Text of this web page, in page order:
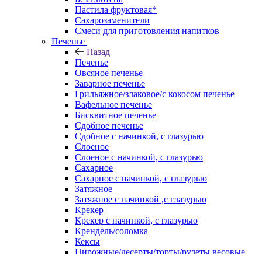
Пастила фруктовая*
Сахарозаменители
Смеси для приготовления напитков
Печенье
Назад
Печенье
Овсяное печенье
Заварное печенье
Грильяжное/злаковое/с кокосом печенье
Вафельное печенье
Бисквитное печенье
Сдобное печенье
Сдобное с начинкой, с глазурью
Слоеное
Слоеное с начинкой, с глазурью
Сахарное
Сахарное с начинкой, с глазурью
Затяжное
Затяжное с начинкой ,с глазурью
Крекер
Крекер с начинкой, с глазурью
Крендель/соломка
Кексы
Пирожные/десерты/торты/рулеты весовые